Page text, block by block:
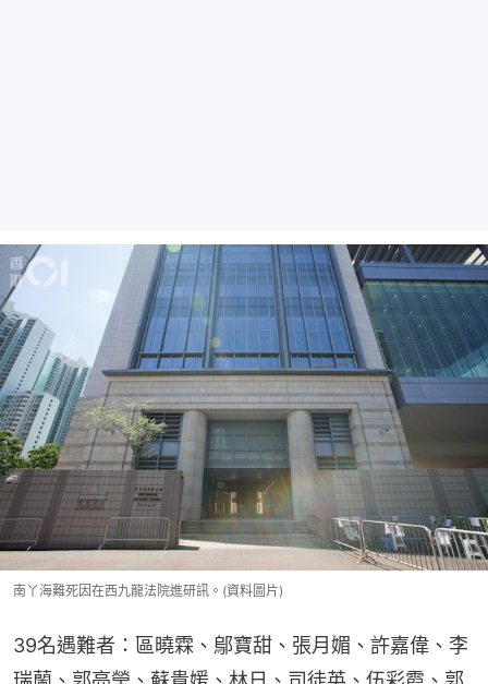
南丫海難死因在西九龍法院進研訊。(資料圖片)
39名遇難者：區曉霖、鄔寶甜、張月媚、許嘉偉、李